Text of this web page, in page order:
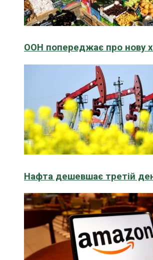
ООН попереджає про нову
Нафта дешевшає третій